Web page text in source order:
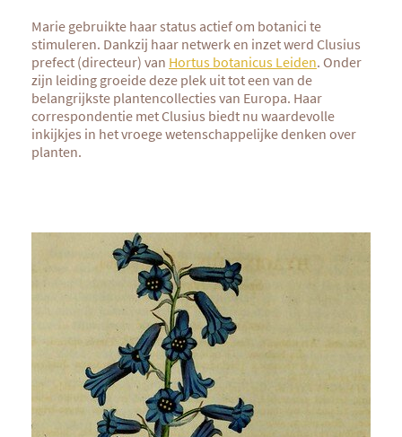
Marie gebruikte haar status actief om botanici te
stimuleren. Dankzij haar netwerk en inzet werd Clusius
prefect (directeur) van Hortus botanicus Leiden. Onder
zijn leiding groeide deze plek uit tot een van de
belangrijkste plantencollecties van Europa. Haar
correspondentie met Clusius biedt nu waardevolle
inkijkjes in het vroege wetenschappelijke denken over
planten.